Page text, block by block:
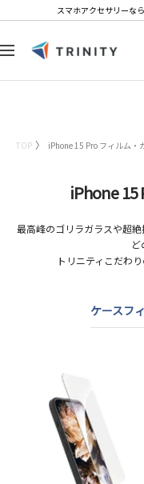
テ
ツ
スマホアクセサリーな
ナ
T
i
t
r
TOP iPhone 15 Pro フィルム・
iPhone 15
最高峰のゴリラガラスや超
ど
トリニティこだわ
ケースフ